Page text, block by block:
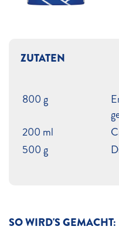
SO WIRD'S GEMACHT:
ZUTATEN
800 g
200 ml
500 g